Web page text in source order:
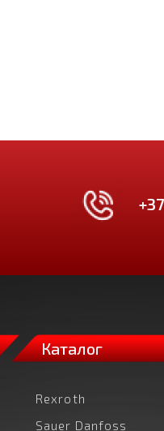
Каталог
Rexroth
Sauer Danfoss